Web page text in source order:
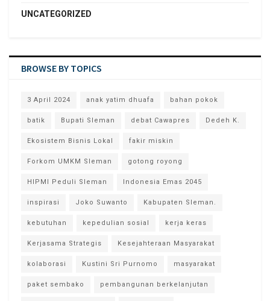
UNCATEGORIZED
BROWSE BY TOPICS
3 April 2024 anak yatim dhuafa bahan pokok
batik Bupati Sleman debat Cawapres Dedeh K.
Ekosistem Bisnis Lokal fakir miskin
Forkom UMKM Sleman gotong royong
HIPMI Peduli Sleman Indonesia Emas 2045
inspirasi Joko Suwanto Kabupaten Sleman.
kebutuhan kepedulian sosial kerja keras
Kerjasama Strategis Kesejahteraan Masyarakat
kolaborasi Kustini Sri Purnomo masyarakat
paket sembako pembangunan berkelanjutan